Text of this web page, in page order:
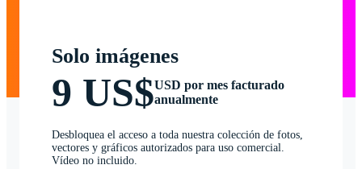
Solo imágenes
9 US$USD por mes facturado
anualmente
Desbloquea el acceso a toda nuestra colección de fotos,
vectores y gráficos autorizados para uso comercial.
Vídeo no incluido.